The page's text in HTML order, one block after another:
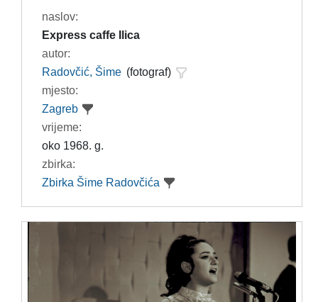
naslov:
Express caffe Ilica
autor:
Radovčić, Šime (fotograf)
mjesto:
Zagreb
vrijeme:
oko 1968. g.
zbirka:
Zbirka Šime Radovčića